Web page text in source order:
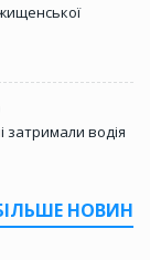
затримали водія
НОВИН